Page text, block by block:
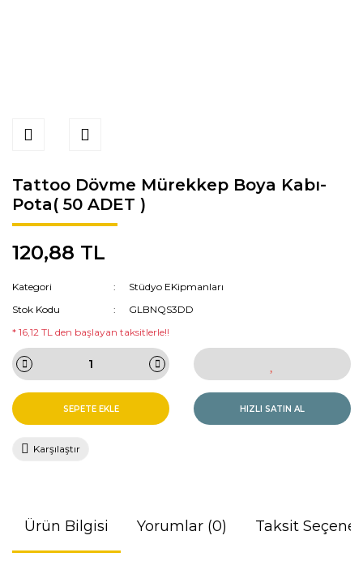
Tattoo Dövme Mürekkep Boya Kabı-
Pota( 50 ADET )
120,88 TL
Kategori
Stüdyo EKipmanları
Stok Kodu
GLBNQS3DD
* 16,12 TL den başlayan taksitlerle!!
SEPETE EKLE HIZLI SATIN AL
Karşılaştır
Ürün Bilgisi Yorumlar (0) Taksit